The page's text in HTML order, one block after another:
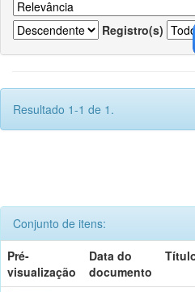
Registro(s)
Resultado 1-1 de 1.
Conjunto de itens:
Pré-
visualização
Data do
documento